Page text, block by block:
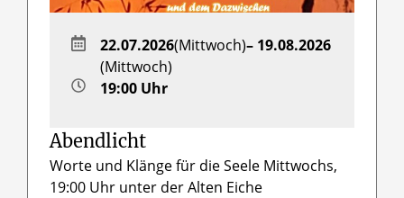
Abendlicht
Worte und Klänge für die Seele Mittwochs,
19:00 Uhr unter der Alten Eiche
22.07.2026(Mittwoch)– 19.08.2026
(Mittwoch)
19:00 Uhr